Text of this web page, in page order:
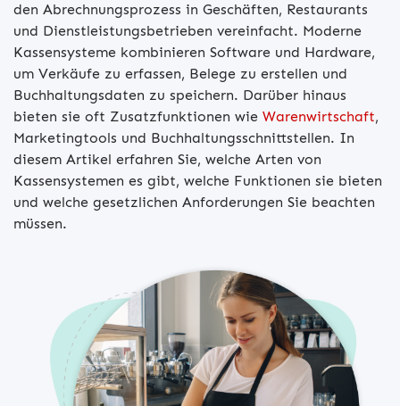
den Abrechnungsprozess in Geschäften, Restaurants
und Dienstleistungsbetrieben vereinfacht. Moderne
Kassensysteme kombinieren Software und Hardware,
um Verkäufe zu erfassen, Belege zu erstellen und
Buchhaltungsdaten zu speichern. Darüber hinaus
bieten sie oft Zusatzfunktionen wie Warenwirtschaft,
Marketingtools und Buchhaltungsschnittstellen. In
diesem Artikel erfahren Sie, welche Arten von
Kassensystemen es gibt, welche Funktionen sie bieten
und welche gesetzlichen Anforderungen Sie beachten
müssen.